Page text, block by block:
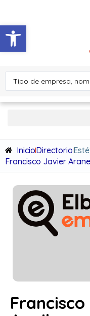
Abrir barra de
InicioDirectorio
Francisco Javier